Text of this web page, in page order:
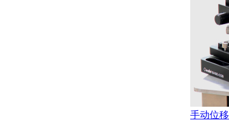
手动位